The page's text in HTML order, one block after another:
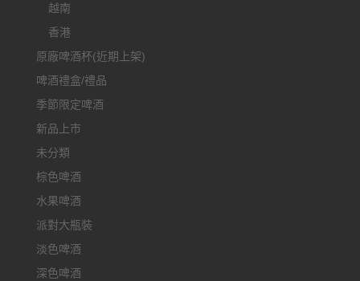
越南
香港
原廠啤酒杯(近期上架)
啤酒禮盒/禮品
季節限定啤酒
新品上市
未分類
棕色啤酒
水果啤酒
派對大瓶裝
淡色啤酒
深色啤酒